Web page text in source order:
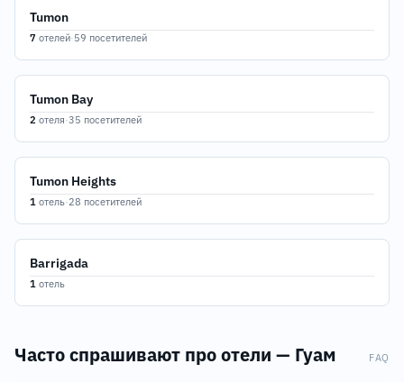
Tumon
7 отелей·59 посетителей
Tumon Bay
2 отеля·35 посетителей
Tumon Heights
1 отель·28 посетителей
Barrigada
1 отель
Часто спрашивают про отели — Гуам FAQ